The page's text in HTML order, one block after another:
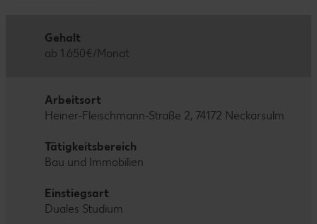
Gehalt
ab 1.650€/Monat
Arbeitsort
Heiner-Fleischmann-Straße 2, 74172 Neckarsulm
Tätigkeitsbereich
Bau und Immobilien
Einstiegsart
Duales Studium